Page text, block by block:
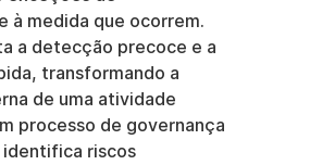
à medida que ocorrem.
a detecção precoce e a
transformando a
de uma atividade
processo de governança
identifica riscos